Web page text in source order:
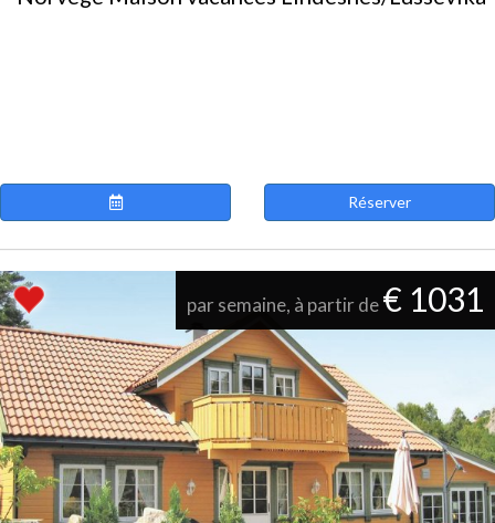
Réserver
par semaine, à partir de€ 1031